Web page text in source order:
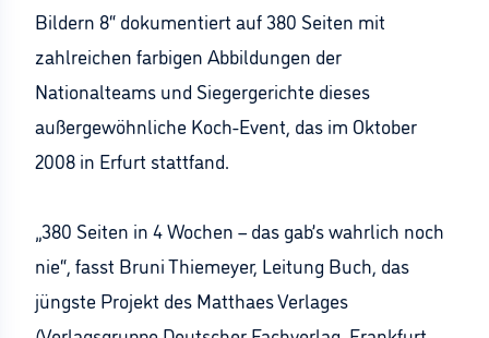
Bildern 8“ dokumentiert auf 380 Seiten mit
zahlreichen farbigen Abbildungen der
Nationalteams und Siegergerichte dieses
außergewöhnliche Koch-Event, das im Oktober
2008 in Erfurt stattfand.
„380 Seiten in 4 Wochen – das gab’s wahrlich noch
nie“, fasst Bruni Thiemeyer, Leitung Buch, das
jüngste Projekt des Matthaes Verlages